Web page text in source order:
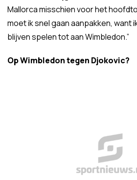
Mallorca misschien voor het
moet ik snel gaan aanpakken, want
blijven spelen tot aan Wimbledon.”
Op Wimbledon tegen Djokovic?